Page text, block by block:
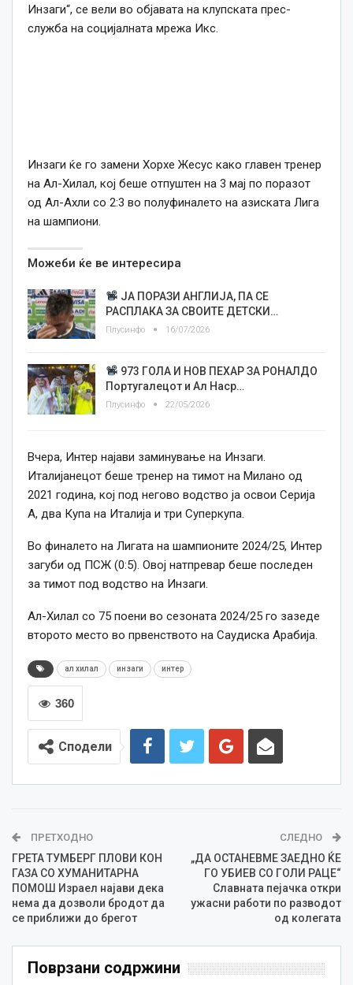
Инзаги“, се вели во објавата на клупската прес-
служба на социјалната мрежа Икс.
Инзаги ќе го замени Хорхе Жесус како главен тренер
на Ал-Хилал, кој беше отпуштен на 3 мај по поразот
од Ал-Ахли со 2:3 во полуфиналето на азиската Лига
на шампиони.
Можеби ќе ве интересира
ЈА ПОРАЗИ АНГЛИЈА, ПА СЕ
РАСПЛАКА ЗА СВОИТЕ ДЕТСКИ…
Плусинфо 16/07/2026
973 ГОЛА И НОВ ПЕХАР ЗА РОНАЛДО
Португалецот и Ал Наср…
Плусинфо 22/05/2026
Вчера, Интер најави заминување на Инзаги.
Италијанецот беше тренер на тимот на Милано од
2021 година, кој под негово водство ја освои Серија
А, два Купа на Италија и три Суперкупа.
Во финалето на Лигата на шампионите 2024/25, Интер
загуби од ПСЖ (0:5). Овој натпревар беше последен
за тимот под водство на Инзаги.
Ал-Хилал со 75 поени во сезоната 2024/25 го зазеде
второто место во првенството на Саудиска Арабија.
ал хилал инзаги интер
360
Сподели
ПРЕТХОДНО
ГРЕТА ТУМБЕРГ ПЛОВИ КОН
ГАЗА СО ХУМАНИТАРНА
ПОМОШ Израел најави дека
нема да дозволи бродот да
се приближи до брегот
СЛЕДНО
„ДА ОСТАНЕВМЕ ЗАЕДНО ЌЕ
ГО УБИЕВ СО ГОЛИ РАЦЕ“
Славната пејачка откри
ужасни работи по разводот
од колегата
Поврзани содржини